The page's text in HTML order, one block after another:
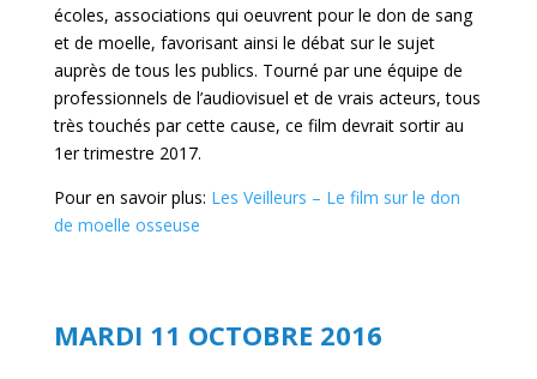
écoles, associations qui oeuvrent pour le don de sang
et de moelle, favorisant ainsi le débat sur le sujet
auprès de tous les publics. Tourné par une équipe de
professionnels de l’audiovisuel et de vrais acteurs, tous
très touchés par cette cause, ce film devrait sortir au
1er trimestre 2017.
Pour en savoir plus: Les Veilleurs – Le film sur le don
de moelle osseuse
MARDI 11 OCTOBRE 2016